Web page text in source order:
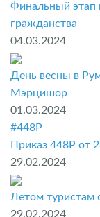
Финальный этап
гражданства
04.03.2024
День весны в
Мэрцишор
01.03.2024
#448P
Приказ 448P от
29.02.2024
Летом туристам
29.02.2024